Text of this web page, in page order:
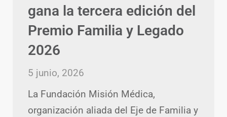
gana la tercera edición del
Premio Familia y Legado
2026
5 junio, 2026
La Fundación Misión Médica,
organización aliada del Eje de Familia y